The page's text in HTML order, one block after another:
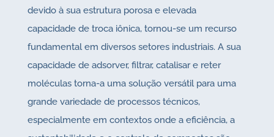
devido à sua estrutura porosa e elevada
capacidade de troca iônica, tornou-se um recurso
fundamental em diversos setores industriais. A sua
capacidade de adsorver, filtrar, catalisar e reter
moléculas torna-a uma solução versátil para uma
grande variedade de processos técnicos,
especialmente em contextos onde a eficiência, a